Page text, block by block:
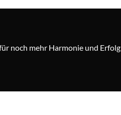
noch mehr Harmonie und